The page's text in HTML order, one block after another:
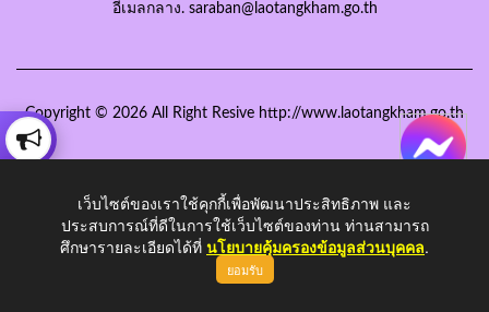
อีเมลกลาง. saraban@laotangkham.go.th
Copyright © 2026 All Right Resive http://www.laotangkham.go.th
เว็บไซต์ของเราใช้คุกกี้เพื่อพัฒนาประสิทธิภาพ และ
ประสบการณ์ที่ดีในการใช้เว็บไซต์ของท่าน ท่านสามารถ
ศึกษารายละเอียดได้ที่ นโยบายคุ้มครองข้อมูลส่วนบุคคล.
ยอมรับ